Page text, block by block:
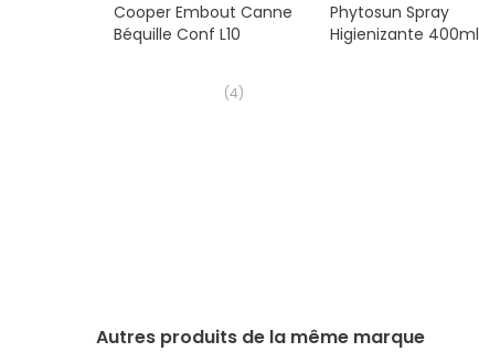
Cooper Embout Canne
Béquille Conf L10
(4)
Phytosun Spray
Higienizante 400ml
Autres produits de la même marque